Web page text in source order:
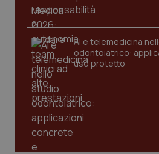
AI e telemedicina
odontoiatrico:
uso protetto
tracking-sites-ironfish-